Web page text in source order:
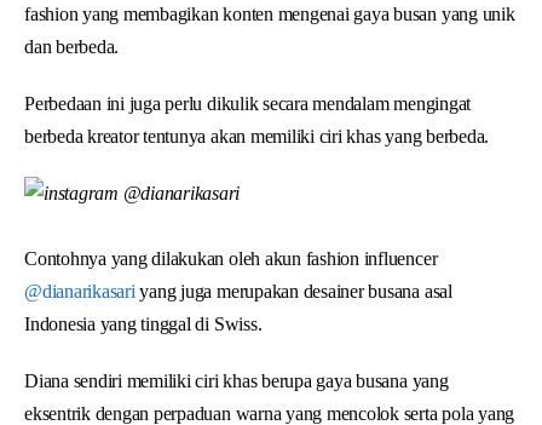
fashion yang membagikan konten mengenai gaya busan yang unik
dan berbeda.
Perbedaan ini juga perlu dikulik secara mendalam mengingat
berbeda kreator tentunya akan memiliki ciri khas yang berbeda.
Contohnya yang dilakukan oleh akun fashion influencer
@dianarikasariyang juga merupakan desainer busana asal
Indonesia yang tinggal di Swiss.
Diana sendiri memiliki ciri khas berupa gaya busana yang
eksentrik dengan perpaduan warna yang mencolok serta pola yang